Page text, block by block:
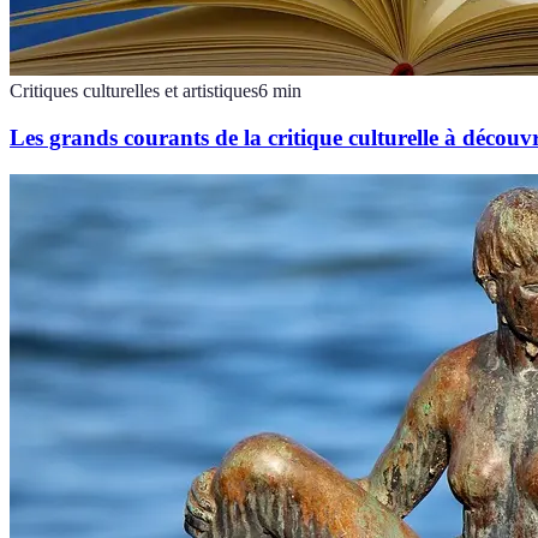
Critiques culturelles et artistiques6 min
Les grands courants de la critique culturelle à